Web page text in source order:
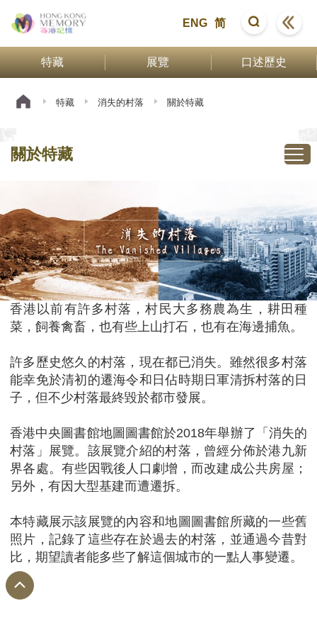
ENG 简
特藏 展覽 口述歷史
特藏 消失的村落 關於特藏
關於特藏
香港以前有許多村落，村民大多務農為生，耕田種
菜，飼養禽畜，也有些上山打石，也有在海邊捕魚。
許多歷史悠久的村落，現在都已消失。雖然很多村落
能幸免於清初的遷海令和日佔時期日軍清拆村落的日
子，但不少村落最終毀於都市發展。
香港中央圖書館地圖圖書館於2018年舉辦了「消失的
村落」展覽。該展覽介紹的村落，曾經分佈於港九新
界各處。有些因戰後人口劇增，而改建成公共房屋；
另外，有因大型基建而遭遷拆。
本特藏展示該展覽的內容和地圖圖書館所藏的一些舊
照片，記錄了這些存在於過去的村落，並通過今昔對
比，期望讀者能多些了解這個城市的一點人事變遷。